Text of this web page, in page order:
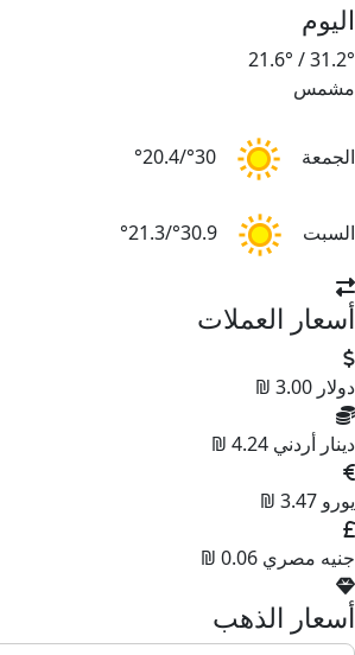
اليوم
31.2°
/
21.6°
مشمس
الجمعة 30°/20.4°
السبت 30.9°/21.3°
أسعار العملات
دولار 3.00 ₪
دينار أردني 4.24 ₪
يورو 3.47 ₪
جنيه مصري 0.06 ₪
أسعار الذهب